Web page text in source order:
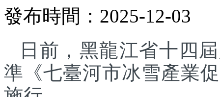
發布時間：2025-12-03
日前，黑龍江省十四
準《七臺河市冰雪產業